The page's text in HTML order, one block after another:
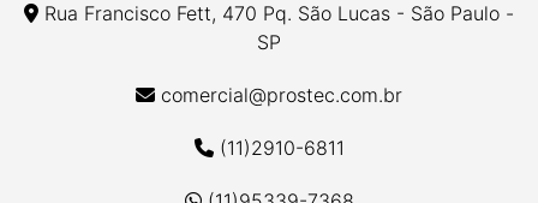
Rua Francisco Fett, 470 Pq. São Lucas - São Paulo -
SP
comercial@prostec.com.br
(11)2910-6811